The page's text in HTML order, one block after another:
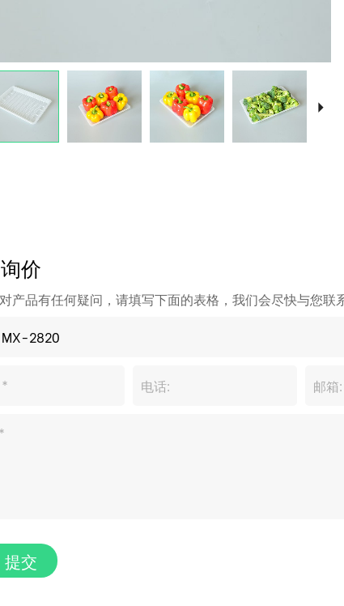
价
产品有任何疑问，请填写下面的表格，我们会尽快与您联系
提交